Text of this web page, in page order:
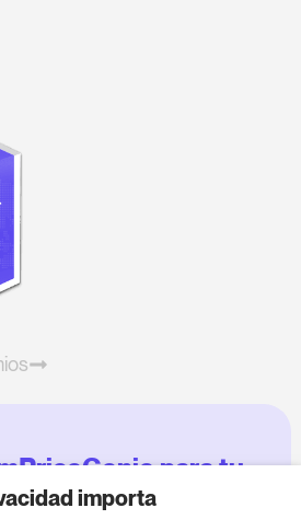
para tu
importa